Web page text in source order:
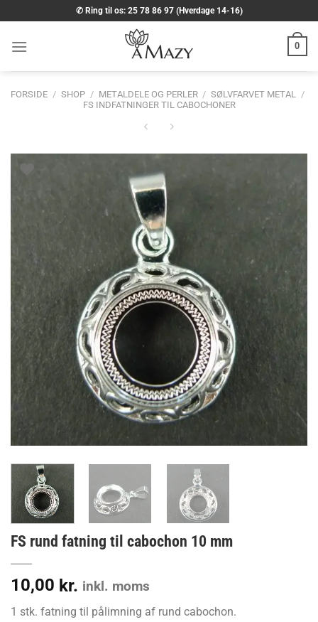
til
indhold
✆ Ring til os: 25 78 86 97 (Hverdage 14-16)
0
FORSIDE / SHOP / METALDELE OG PERLER / SØLVFARVET METAL /
FS INDFATNINGER TIL CABOCHONER
FS rund fatning til cabochon 10 mm
10,00 kr. inkl. moms
1 stk. fatning til pålimning af rund cabochon.